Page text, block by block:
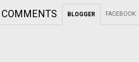
COMMENTS BLOGGER FACEBOOK: